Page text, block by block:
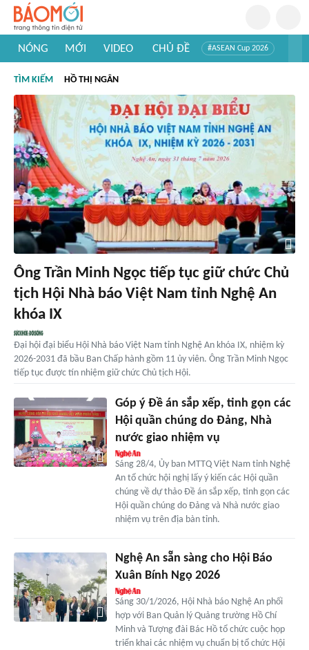
NÓNG MỚI VIDEO CHỦ ĐỀ #ASEAN Cup 2026
#Khám phá thế giới
TÌM KIẾM HỒ THỊ NGÂN
Ông Trần Minh Ngọc tiếp tục giữ chức Chủ
tịch Hội Nhà báo Việt Nam tỉnh Nghệ An
khóa IX
Đại hội đại biểu Hội Nhà báo Việt Nam tỉnh Nghệ An khóa IX, nhiệm kỳ
2026-2031 đã bầu Ban Chấp hành gồm 11 ủy viên. Ông Trần Minh Ngọc
tiếp tục được tín nhiệm giữ chức Chủ tịch Hội.
Góp ý Đề án sắp xếp, tinh gọn các
Hội quần chúng do Đảng, Nhà
nước giao nhiệm vụ
Sáng 28/4, Ủy ban MTTQ Việt Nam tỉnh Nghệ
An tổ chức hội nghị lấy ý kiến các Hội quần
chúng về dự thảo Đề án sắp xếp, tinh gọn các
Hội quần chúng do Đảng và Nhà nước giao
nhiệm vụ trên địa bàn tỉnh.
Nghệ An sẵn sàng cho Hội Báo
Xuân Bính Ngọ 2026
Sáng 30/1/2026, Hội Nhà báo Nghệ An phối
hợp với Ban Quản lý Quảng trường Hồ Chí
Minh và Tượng đài Bác Hồ tổ chức cuộc họp
triển khai các nhiệm vụ chuẩn bị tổ chức Hội